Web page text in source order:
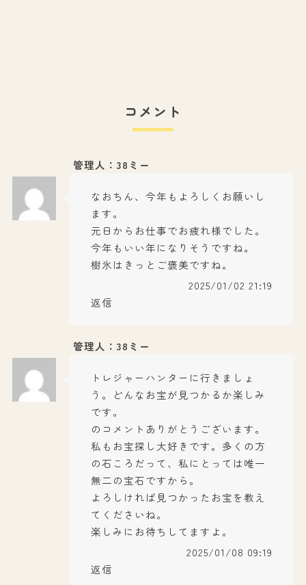
コメント
管理人：38ミー
なおちん、今年もよろしくお願いし
ます。
元日からお仕事でお疲れ様でした。
今年もいい年になりそうですね。
樹氷はきっとご褒美ですね。
2025/01/02 21:19
返信
管理人：38ミー
トレジャーハンターに行きましょ
う。どんなお宝が見つかるか楽しみ
です。
のコメントありがとうございます。
私もお宝探し大好きです。多くの方
の石ころだって、私にとっては唯一
無二の宝石ですから。
よろしければ見つかったお宝を教え
てくださいね。
楽しみにお待ちしてますよ。
2025/01/08 09:19
返信